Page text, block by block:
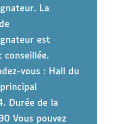
La
est
vous : Hall du
Durée de la
Vous pouvez